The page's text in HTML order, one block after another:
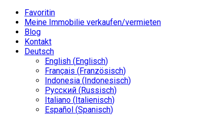
Favoritin
Meine Immobilie verkaufen/vermieten
Blog
Kontakt
Deutsch
English (Englisch)
Français (Französisch)
Indonesia (Indonesisch)
Русский (Russisch)
Italiano (Italienisch)
Español (Spanisch)